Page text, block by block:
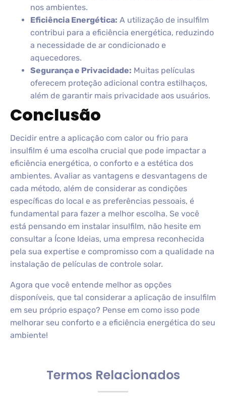
nos ambientes.
Eficiência Energética: A utilização de insulfilm
contribui para a eficiência energética, reduzindo
a necessidade de ar condicionado e
aquecedores.
Segurança e Privacidade: Muitas películas
oferecem proteção adicional contra estilhaços,
além de garantir mais privacidade aos usuários.
Conclusão
Decidir entre a aplicação com calor ou frio para
insulfilm é uma escolha crucial que pode impactar a
eficiência energética, o conforto e a estética dos
ambientes. Avaliar as vantagens e desvantagens de
cada método, além de considerar as condições
específicas do local e as preferências pessoais, é
fundamental para fazer a melhor escolha. Se você
está pensando em instalar insulfilm, não hesite em
consultar a Ícone Ideias, uma empresa reconhecida
pela sua expertise e compromisso com a qualidade na
instalação de películas de controle solar.
Agora que você entende melhor as opções
disponíveis, que tal considerar a aplicação de insulfilm
em seu próprio espaço? Pense em como isso pode
melhorar seu conforto e a eficiência energética do seu
ambiente!
Termos Relacionados